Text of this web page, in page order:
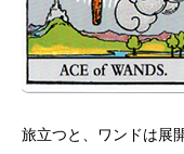
旅立つと、ワンドは展